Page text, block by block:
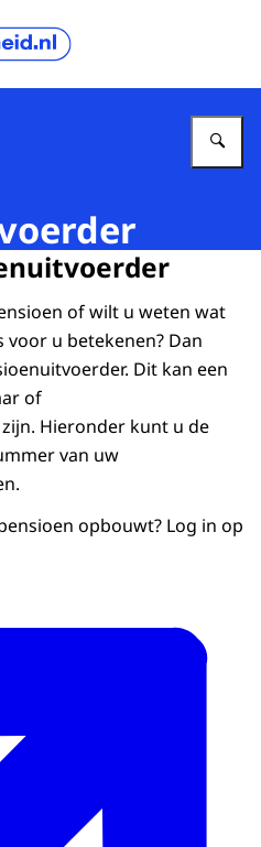
of wilt u weten wat
u betekenen? Dan
Dit kan een
of
Hieronder kunt u de
van uw
opbouwt? Log in op